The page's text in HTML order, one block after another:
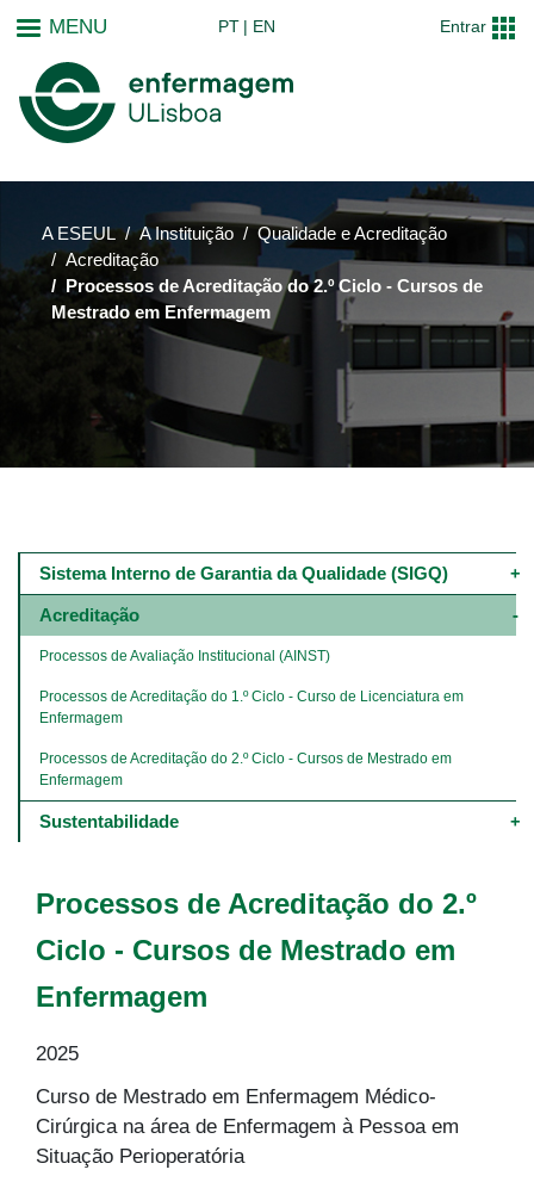
MENU PT EN Entrar
A ESEUL A Instituição
Qualidade e Acreditação
Acreditação
Processos de Acreditação do 2.º Ciclo - Cursos de
Mestrado em Enfermagem
Processos de Acreditação do 2.º
Ciclo - Cursos de Mestrado em
Enfermagem
2025
Curso de Mestrado em Enfermagem Médico-
Cirúrgica na área de Enfermagem à Pessoa em
Situação Perioperatória
Main
navigation
Sistema Interno de Garantia da Qualidade (SIGQ)
Acreditação
Processos de Avaliação Institucional (AINST)
Processos de Acreditação do 1.º Ciclo - Curso de Licenciatura em
Enfermagem
Processos de Acreditação do 2.º Ciclo - Cursos de Mestrado em
Enfermagem
Sustentabilidade